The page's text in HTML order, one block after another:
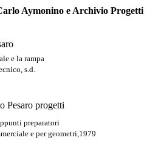
Aymonino e Archivio Progetti
e la rampa
s.d.
preparatori
e per geometri,1979